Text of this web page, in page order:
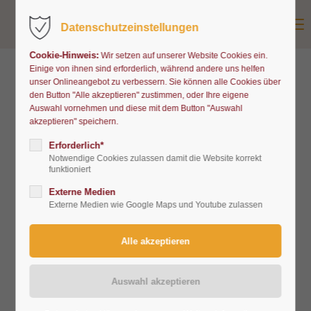
Neues aus dem Hospizhaus
Tecklenburger Land
Das Leben im Hospiz ist auch fröhlich und bunt.
Regelmäßig finden Veranstaltungen wie Konzerte,
Datenschutzeinstellungen
Cookie-Hinweis: Wir setzen auf unserer Website Cookies ein.
Einige von ihnen sind erforderlich, während andere uns helfen
unser Onlineangebot zu verbessern. Sie können alle Cookies über
den Button "Alle akzeptieren" zustimmen, oder Ihre eigene
Auswahl vornehmen und diese mit dem Button "Auswahl
akzeptieren" speichern.
Erforderlich*
Notwendige Cookies zulassen damit die Website korrekt
funktioniert
Externe Medien
Externe Medien wie Google Maps und Youtube zulassen